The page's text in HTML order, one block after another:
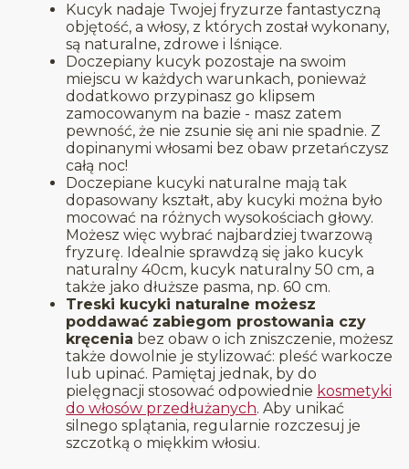
Kucyk nadaje Twojej fryzurze fantastyczną
objętość, a włosy, z których został wykonany,
są naturalne, zdrowe i lśniące.
Doczepiany kucyk pozostaje na swoim
miejscu w każdych warunkach, ponieważ
dodatkowo przypinasz go klipsem
zamocowanym na bazie - masz zatem
pewność, że nie zsunie się ani nie spadnie. Z
dopinanymi włosami bez obaw przetańczysz
całą noc!
Doczepiane kucyki naturalne mają tak
dopasowany kształt, aby kucyki można było
mocować na różnych wysokościach głowy.
Możesz więc wybrać najbardziej twarzową
fryzurę. Idealnie sprawdzą się jako kucyk
naturalny 40cm, kucyk naturalny 50 cm, a
także jako dłuższe pasma, np. 60 cm.
Treski kucyki naturalne możesz
poddawać zabiegom prostowania czy
kręcenia bez obaw o ich zniszczenie, możesz
także dowolnie je stylizować: pleść warkocze
lub upinać. Pamiętaj jednak, by do
pielęgnacji stosować odpowiednie kosmetyki
do włosów przedłużanych. Aby unikać
silnego splątania, regularnie rozczesuj je
szczotką o miękkim włosiu.